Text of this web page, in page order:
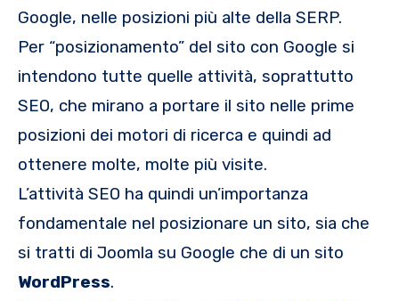
Google, nelle posizioni più alte della SERP.
Per “posizionamento” del sito con Google si
intendono tutte quelle attività, soprattutto
SEO, che mirano a portare il sito nelle prime
posizioni dei motori di ricerca e quindi ad
ottenere molte, molte più visite.
L’attività SEO ha quindi un’importanza
fondamentale nel posizionare un sito, sia che
si tratti di Joomla su Google che di un sito
WordPress.